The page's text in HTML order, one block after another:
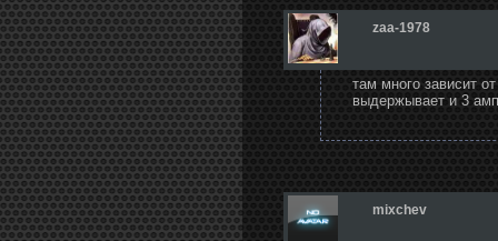
zaa-1978
там много зависит
выдержывает и 3
mixchev